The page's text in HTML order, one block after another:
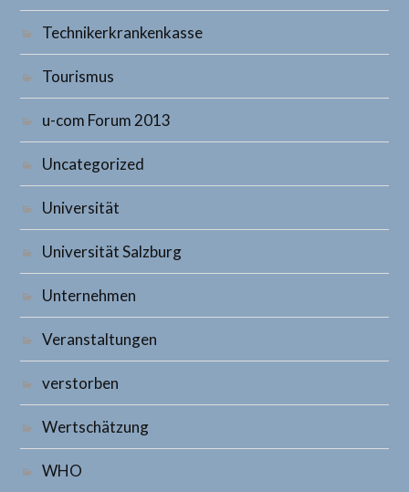
Technikerkrankenkasse
Tourismus
u-com Forum 2013
Uncategorized
Universität
Universität Salzburg
Unternehmen
Veranstaltungen
verstorben
Wertschätzung
WHO